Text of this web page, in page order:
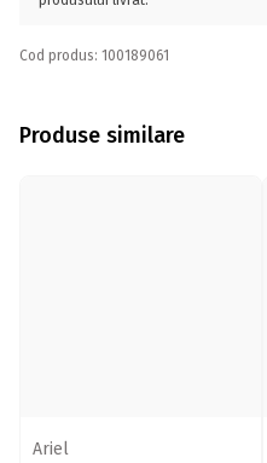
Cod produs: 100189061
Produse similare
Ariel